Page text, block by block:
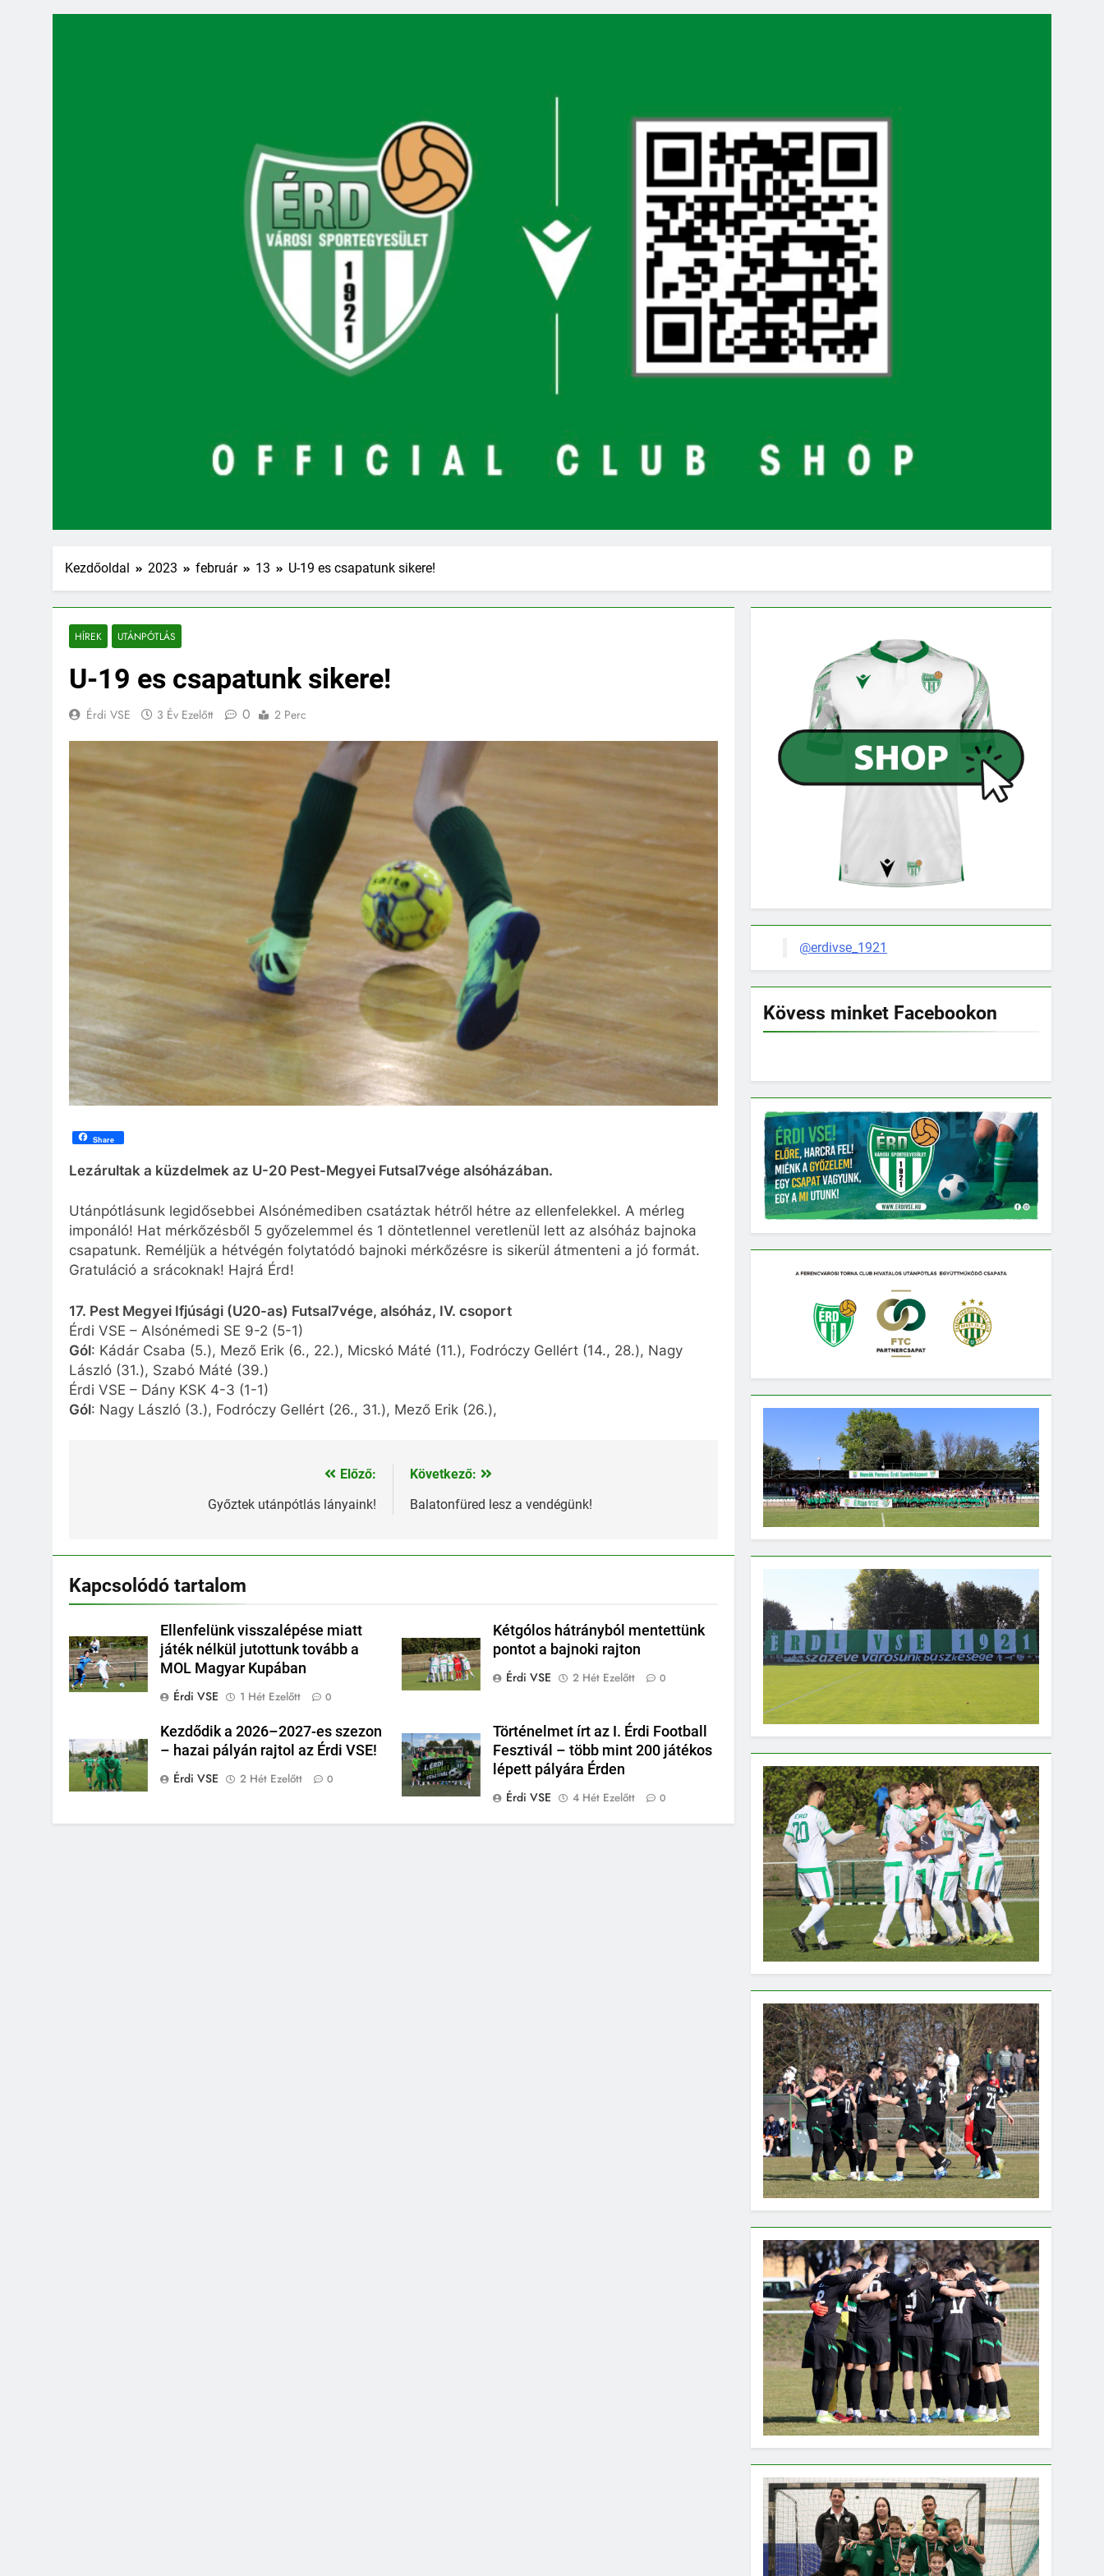
Kezdőoldal 2023 február 13 U-19 es csapatunk sikere!
HÍREK UTÁNPÓTLÁS
U-19 es csapatunk sikere!
Érdi VSE 3 Év Ezelőtt 0 2 Perc
Share
Lezárultak a küzdelmek az U-20 Pest-Megyei Futsal7vége alsóházában.
Utánpótlásunk legidősebbei Alsónémediben csatáztak hétről hétre az ellenfelekkel. A mérleg
imponáló! Hat mérkőzésből 5 győzelemmel és 1 döntetlennel veretlenül lett az alsóház bajnoka
csapatunk. Reméljük a hétvégén folytatódó bajnoki mérkőzésre is sikerül átmenteni a jó formát.
Gratuláció a srácoknak! Hajrá Érd!
17. Pest Megyei Ifjúsági (U20-as) Futsal7vége, alsóház, IV. csoport
Érdi VSE – Alsónémedi SE 9-2 (5-1)
Gól: Kádár Csaba (5.), Mező Erik (6., 22.), Micskó Máté (11.), Fodróczy Gellért (14., 28.), Nagy
László (31.), Szabó Máté (39.)
Érdi VSE – Dány KSK 4-3 (1-1)
Gól: Nagy László (3.), Fodróczy Gellért (26., 31.), Mező Erik (26.),
Előző:
Győztek utánpótlás lányaink!
Következő:
Balatonfüred lesz a vendégünk!
Kapcsolódó tartalom
Ellenfelünk visszalépése miatt
játék nélkül jutottunk tovább a
MOL Magyar Kupában
Érdi VSE
1 Hét Ezelőtt 0
Kétgólos hátrányból mentettünk
pontot a bajnoki rajton
Érdi VSE
2 Hét Ezelőtt 0
Kezdődik a 2026–2027-es szezon
– hazai pályán rajtol az Érdi VSE!
Érdi VSE
2 Hét Ezelőtt 0
Történelmet írt az I. Érdi Football
Fesztivál – több mint 200 játékos
lépett pályára Érden
Érdi VSE
4 Hét Ezelőtt 0
@erdivse_1921
Kövess minket Facebookon